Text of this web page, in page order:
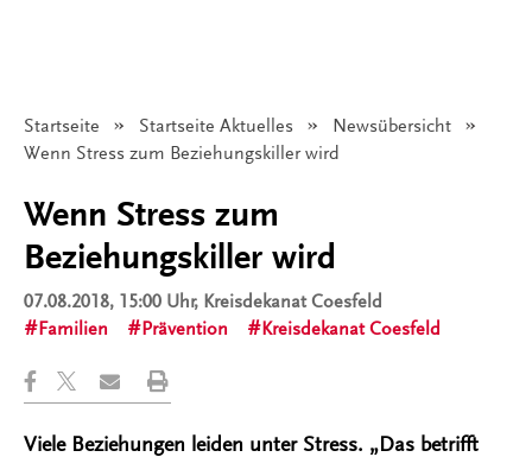
Startseite Startseite Aktuelles
Newsübersicht
Angezeigt:
Wenn Stress zum Beziehungskiller wird
Wenn Stress zum
Beziehungskiller wird
07.08.2018, 15:00 Uhr, Kreisdekanat Coesfeld
Familien
Prävention Kreisdekanat Coesfeld
Viele Beziehungen leiden unter Stress. „Das betrifft